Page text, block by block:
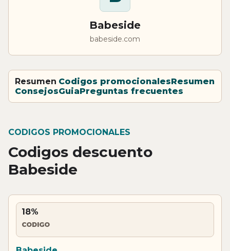
Babeside
babeside.com
Resumen Codigos promocionalesResumen
ConsejosGuiaPreguntas frecuentes
CODIGOS PROMOCIONALES
Codigos descuento
Babeside
18%
CODIGO